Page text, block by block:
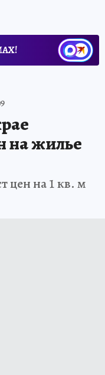
на жилье
цен на 1 кв. м